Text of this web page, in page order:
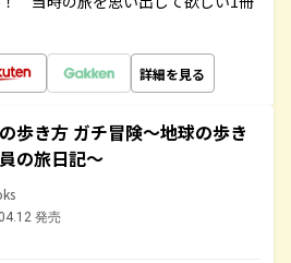
詳細を見る
歩き方 ガチ冒険～地球の歩き
の旅日記～
発売